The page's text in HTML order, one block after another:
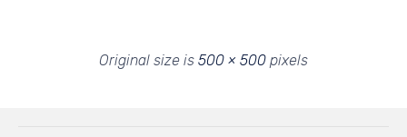
Original size is 500 × 500 pixels